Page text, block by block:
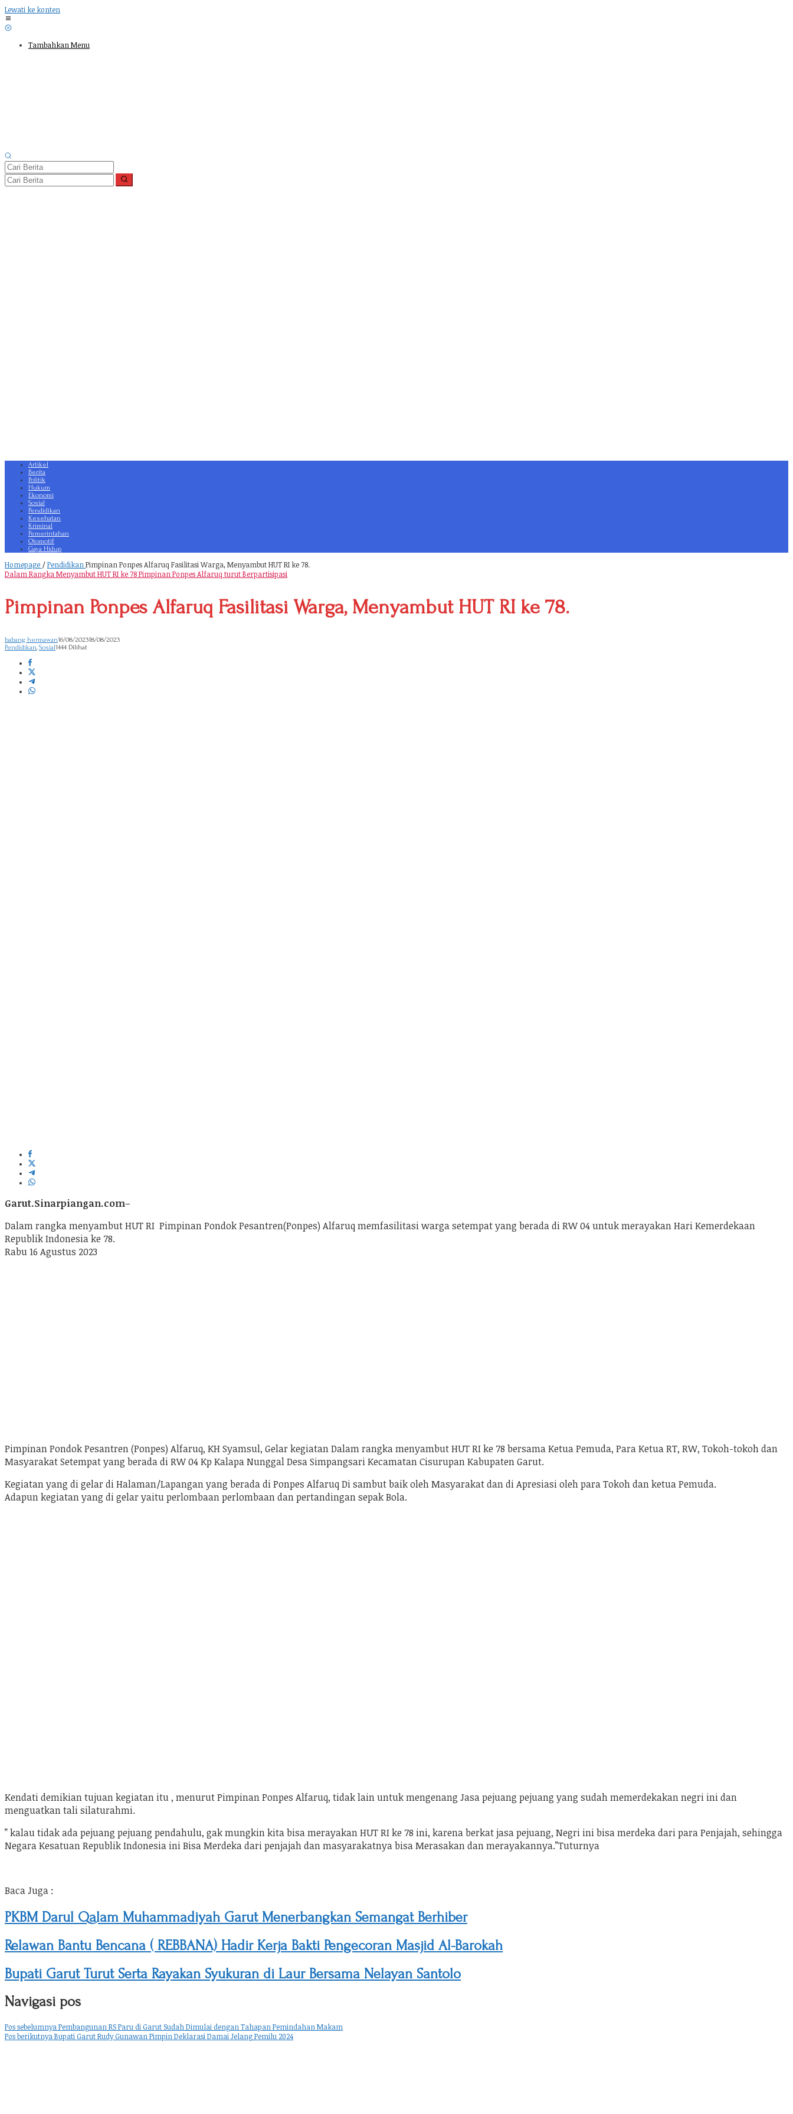
Lewati ke konten
Tambahkan Menu
Artikel
Berita
Politik
Hukum
Ekonomi
Sosial
Pendidikan
Kesehatan
Kriminal
Pemerintahan
Otomotif
Gaya Hidup
Homepage /PendidikanPimpinan Ponpes Alfaruq Fasilitasi Warga, Menyambut HUT RI ke 78.
Dalam Rangka Menyambut HUT RI ke 78 Pimpinan Ponpes Alfaruq turut Berpartisipasi
Pimpinan Ponpes Alfaruq Fasilitasi Warga, Menyambut HUT RI ke 78.
babang hermawan16/08/202318/08/2023
Pendidikan,Sosial1444 Dilihat
Garut.Sinarpiangan.com–
Dalam rangka menyambut HUT RI Pimpinan Pondok Pesantren(Ponpes) Alfaruq memfasilitasi warga setempat yang berada di RW 04 untuk merayakan Hari Kemerdekaan
Republik Indonesia ke 78.
Rabu 16 Agustus 2023
Pimpinan Pondok Pesantren (Ponpes) Alfaruq, KH Syamsul, Gelar kegiatan Dalam rangka menyambut HUT RI ke 78 bersama Ketua Pemuda, Para Ketua RT, RW, Tokoh-tokoh dan
Masyarakat Setempat yang berada di RW 04 Kp Kalapa Nunggal Desa Simpangsari Kecamatan Cisurupan Kabupaten Garut.
Kegiatan yang di gelar di Halaman/Lapangan yang berada di Ponpes Alfaruq Di sambut baik oleh Masyarakat dan di Apresiasi oleh para Tokoh dan ketua Pemuda.
Adapun kegiatan yang di gelar yaitu perlombaan perlombaan dan pertandingan sepak Bola.
Kendati demikian tujuan kegiatan itu , menurut Pimpinan Ponpes Alfaruq, tidak lain untuk mengenang Jasa pejuang pejuang yang sudah memerdekakan negri ini dan
menguatkan tali silaturahmi.
” kalau tidak ada pejuang pejuang pendahulu, gak mungkin kita bisa merayakan HUT RI ke 78 ini, karena berkat jasa pejuang, Negri ini bisa merdeka dari para Penjajah, sehingga
Negara Kesatuan Republik Indonesia ini Bisa Merdeka dari penjajah dan masyarakatnya bisa Merasakan dan merayakannya.”Tuturnya
Baca Juga :
PKBM Darul Qalam Muhammadiyah Garut Menerbangkan Semangat Berhiber
Relawan Bantu Bencana ( REBBANA) Hadir Kerja Bakti Pengecoran Masjid Al-Barokah
Bupati Garut Turut Serta Rayakan Syukuran di Laur Bersama Nelayan Santolo
Navigasi pos
Pos sebelumnya Pembangunan RS Paru di Garut Sudah Dimulai dengan Tahapan Pemindahan Makam
Pos berikutnya Bupati Garut Rudy Gunawan Pimpin Deklarasi Damai Jelang Pemilu 2024